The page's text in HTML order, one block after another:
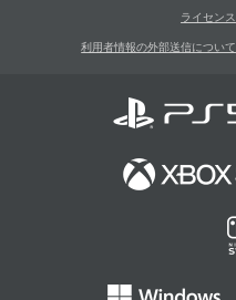
ライセンス
利用者情報の外部送信について